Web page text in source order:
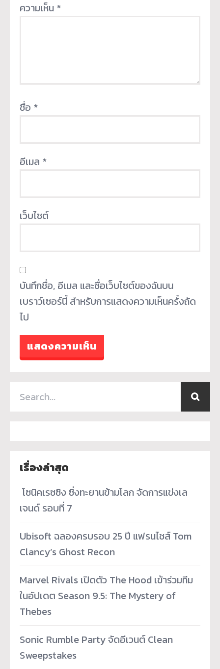
ความเห็น *
ชื่อ *
อีเมล *
เว็บไซต์
บันทึกชื่อ, อีเมล และชื่อเว็บไซต์ของฉันบน
เบราว์เซอร์นี้ สำหรับการแสดงความเห็นครั้งถัด
ไป
เรื่องล่าสุด
­ โซนิคเรซซิง ซิ่งทะยานข้ามโลก จัดการแข่งเล
เจนด์ รอบที่ 7
Ubisoft ฉลองครบรอบ 25 ปี แฟรนไชส์ Tom
Clancy’s Ghost Recon
Marvel Rivals เปิดตัว The Hood เข้าร่วมทีม
ในอัปเดต Season 9.5: The Mystery of
Thebes
Sonic Rumble Party จัดอีเวนต์ Clean
Sweepstakes